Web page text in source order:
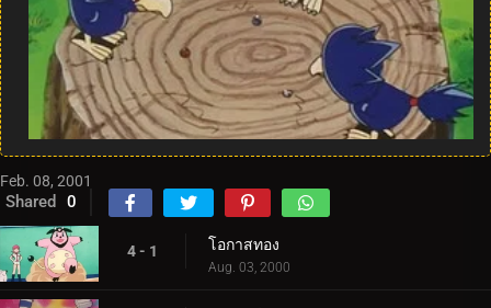
Feb. 08, 2001
Shared 0
4 - 1 โอกาสทอง
Aug. 03, 2000